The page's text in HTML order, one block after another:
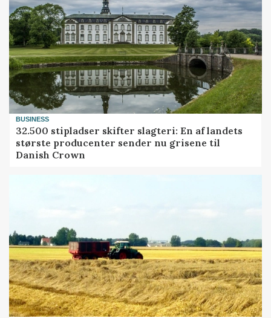
BUSINESS
32.500 stipladser skifter slagteri: En af landets
største producenter sender nu grisene til
Danish Crown